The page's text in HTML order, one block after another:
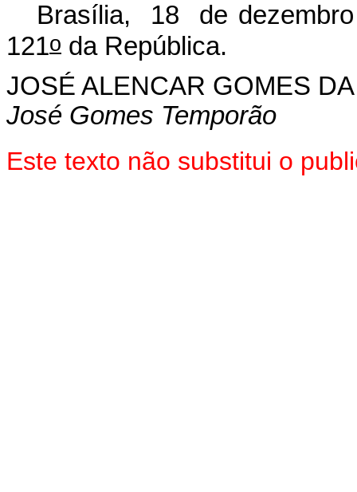
Brasília, 18 de
121o da República.
JOSÉ ALENCAR GOMES
José Gomes Temporão
Este texto não substitui o